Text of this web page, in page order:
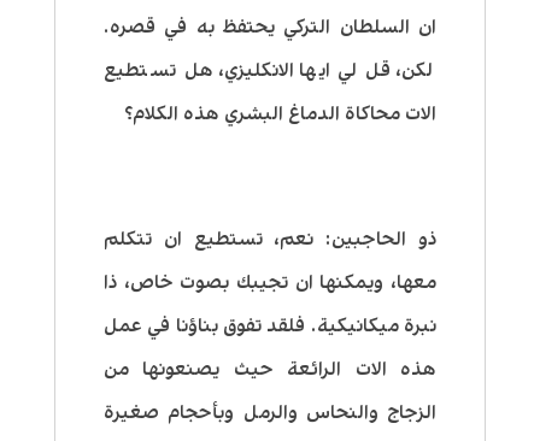
ان السلطان التركي يحتفظ به في قصره.
لكن، قل لي ايها الانكليزي، هل تستطيع
الات محاكاة الدماغ البشري هذه الكلام؟
ذو الحاجبين: نعم، تستطيع ان تتكلم
معها، ويمكنها ان تجيبك بصوت خاص، ذا
نبرة ميكانيكية. فلقد تفوق بناؤنا في عمل
هذه الات الرائعة حيث يصنعونها من
الزجاج والنحاس والرمل وبأحجام صغيرة